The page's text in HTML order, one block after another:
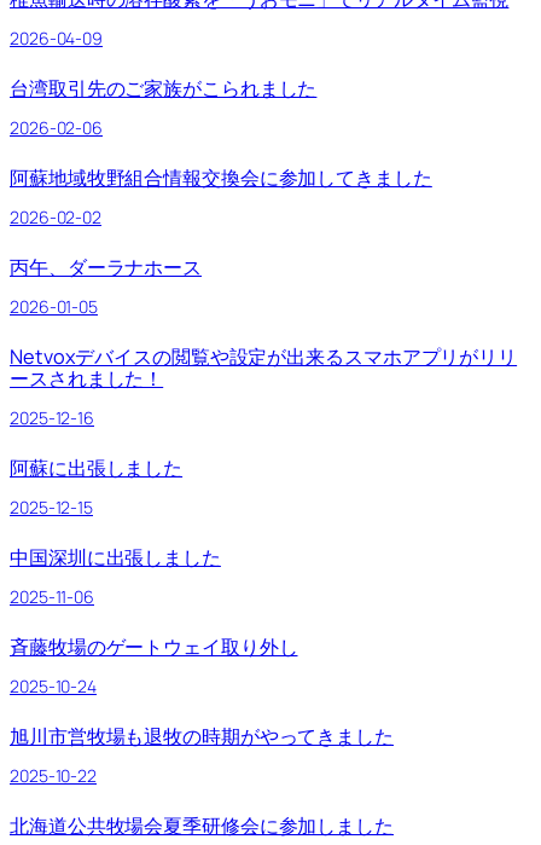
2026-04-09
台湾取引先のご家族がこられました
2026-02-06
阿蘇地域牧野組合情報交換会に参加してきました
2026-02-02
丙午、ダーラナホース
2026-01-05
Netvoxデバイスの閲覧や設定が出来るスマホアプリがリリ
ースされました！
2025-12-16
阿蘇に出張しました
2025-12-15
中国深圳に出張しました
2025-11-06
斉藤牧場のゲートウェイ取り外し
2025-10-24
旭川市営牧場も退牧の時期がやってきました
2025-10-22
北海道公共牧場会夏季研修会に参加しました